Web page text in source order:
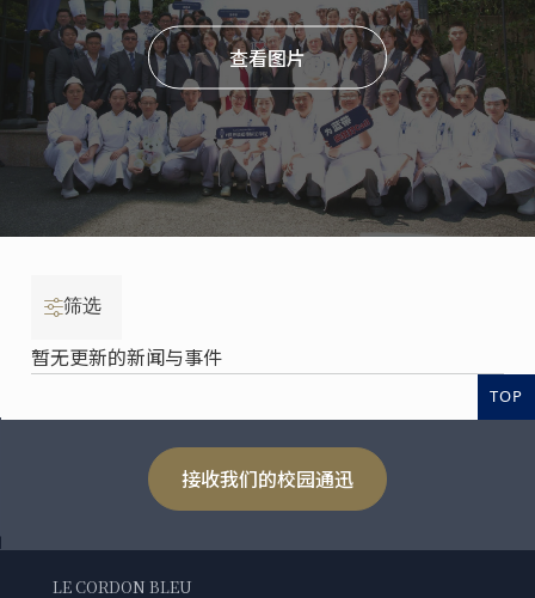
查看图片
筛选
暂无更新的新闻与事件
TOP
接收我们的校园通迅
LE CORDON BLEU